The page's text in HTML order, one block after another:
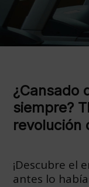
¿Cansado
siempre?
revolución
¡Descubre el
antes lo